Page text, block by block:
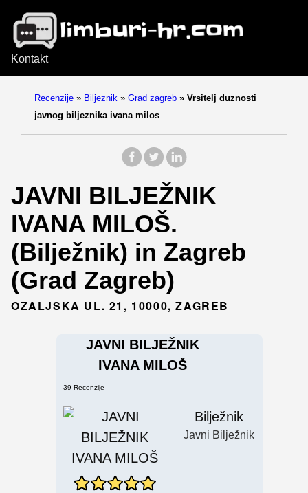
Kontakt
Recenzije » Biljeznik » Grad zagreb » Vrsitelj duznosti
javnog biljeznika ivana milos
JAVNI BILJEŽNIK
IVANA MILOŠ.
(Bilježnik) in Zagreb
(Grad Zagreb)
OZALJSKA UL. 21, 10000, ZAGREB
JAVNI BILJEŽNIK
IVANA MILOŠ
39 Recenzije
Bilježnik
Javni Bilježnik